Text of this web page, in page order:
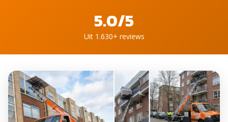
5.0/5
Uit 1.630+ reviews